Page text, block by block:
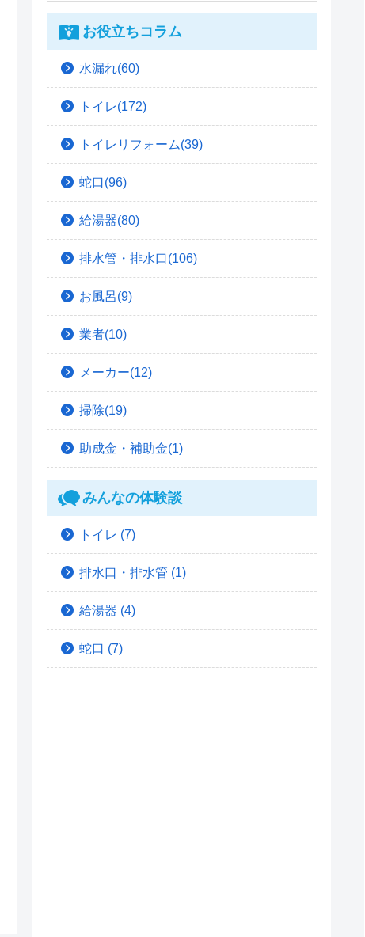
お役立ちコラム
水漏れ(60)
トイレ(172)
トイレリフォーム(39)
蛇口(96)
給湯器(80)
排水管・排水口(106)
お風呂(9)
業者(10)
メーカー(12)
掃除(19)
助成金・補助金(1)
みんなの体験談
トイレ (7)
排水口・排水管 (1)
給湯器 (4)
蛇口 (7)